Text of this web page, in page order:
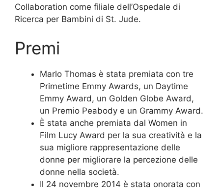
Collaboration come filiale dell’Ospedale di
Ricerca per Bambini di St. Jude.
Premi
Marlo Thomas è stata premiata con tre
Primetime Emmy Awards, un Daytime
Emmy Award, un Golden Globe Award,
un Premio Peabody e un Grammy Award.
È stata anche premiata dal Women in
Film Lucy Award per la sua creatività e la
sua migliore rappresentazione delle
donne per migliorare la percezione delle
donne nella società.
Il 24 novembre 2014 è stata onorata con